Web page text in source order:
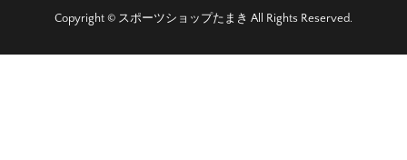
Copyright © スポーツショップたまき All Rights Reserved.